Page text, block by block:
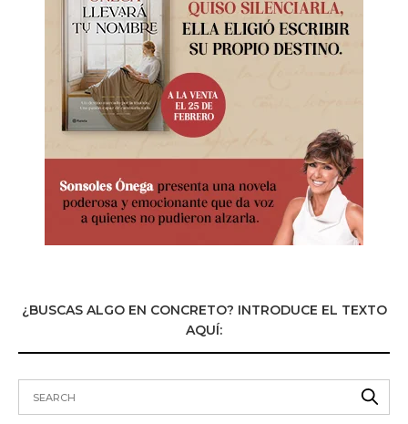
¿BUSCAS ALGO EN CONCRETO? INTRODUCE EL TEXTO
AQUÍ: